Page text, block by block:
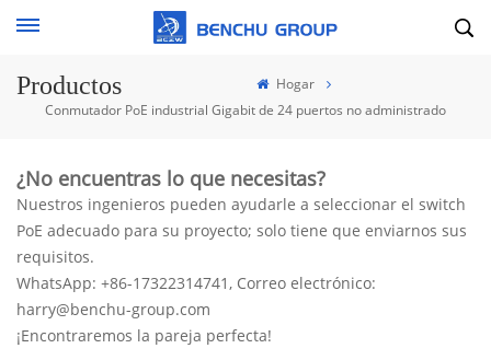
Productos
Hogar
Conmutador PoE industrial Gigabit de 24 puertos no administrado
¿No encuentras lo que necesitas?
Nuestros ingenieros pueden ayudarle a seleccionar el switch
PoE adecuado para su proyecto; solo tiene que enviarnos sus
requisitos.
WhatsApp: +86-17322314741, Correo electrónico:
harry@benchu-group.com
¡Encontraremos la pareja perfecta!